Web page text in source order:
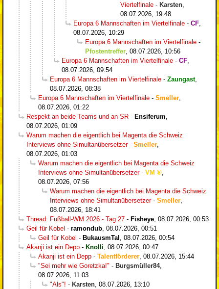
Viertelfinale - Karsten
08.07.2026, 19:48
Europa 6 Mannschaften im Viertelfinale - CF
08.07.2026, 10:29
Europa 6 Mannschaften im Viertelfinale -
Pfostentreffer 08.07.2026, 10:56
Europa 6 Mannschaften im Viertelfinale - CF
08.07.2026, 09:54
Europa 6 Mannschaften im Viertelfinale - Zaungast,
08.07.2026, 08:38
Europa 6 Mannschaften im Viertelfinale - Smeller
08.07.2026, 01:22
Respekt an beide Teams und an SR - Ensiferum
08.07.2026, 01:09
Warum machen die eigentlich bei Magenta die Schweiz
Interviews ohne Simultanübersetzer- Smeller
08.07.2026, 01:03
Warum machen die eigentlich bei Magenta die Schweiz
Interviews ohne Simultanübersetzer- VM
08.07.2026, 07:56
Warum machen die eigentlich bei Magenta die Schweiz
Interviews ohne Simultanübersetzer- Smeller
08.07.2026, 18:41
Thread: Fußball-WM 2026 - Tag 27 - Fisheye 08.07.2026, 00:53
Geil für Kobel - ramondub 08.07.2026, 00:51
Geil für Kobel - BukausmTal
08.07.2026, 00:54
Akanji ist ein Depp - Knolli 08.07.2026, 00:47
Akanji ist ein Depp - Talentförderer 08.07.2026, 15:44
"Sei mehr wie Goretzka!" - Burgsmüller84,
08.07.2026, 11:03
"Als"! - Karsten 08.07.2026, 13:10